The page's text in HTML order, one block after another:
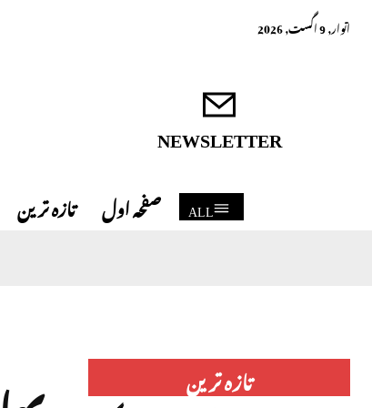
اتوار, 9 اگست, 2026
NEWSLETTER
ALL صفحہ اول تازہ ترین
تازہ ترین